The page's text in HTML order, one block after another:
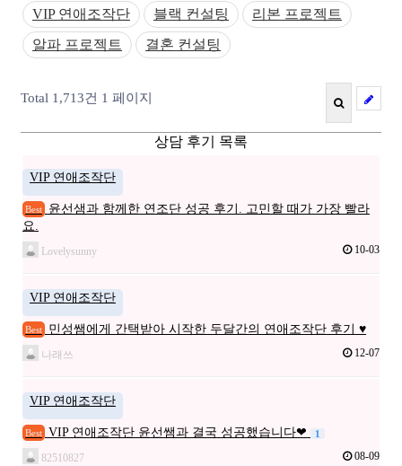
VIP 연애조작단
블랙 컨설팅
리본 프로젝트
알파 프로젝트
결혼 컨설팅
Total 1,713건 1 페이지
상담 후기 목록
VIP 연애조작단
Best
윤선샘과 함께한 연조단 성공 후기. 고민할 때가 가장 빨라
요.
Lovelysunny 10-03
VIP 연애조작단
Best 민성쌤에게 간택받아 시작한 두달간의 연애조작단 후기 ♥
나래쓰 12-07
VIP 연애조작단
Best VIP 연애조작단 윤선쌤과 결국 성공했습니다❤ 1
82510827 08-09